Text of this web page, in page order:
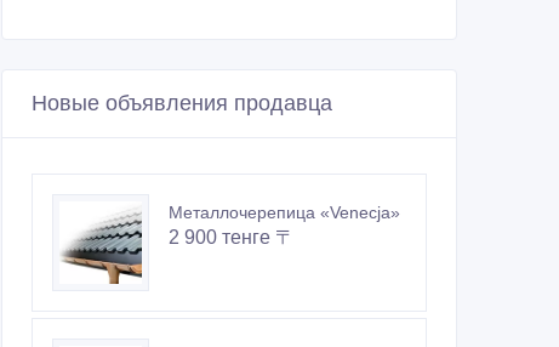
Новые объявления продавца
Металлочерепица «Venecja»
2 900 тенге 〒